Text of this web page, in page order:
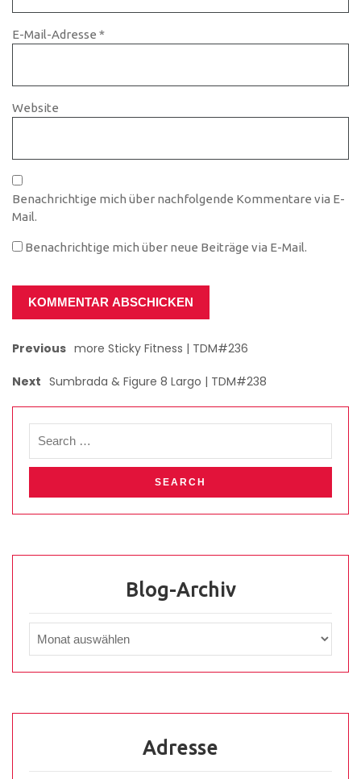
E-Mail-Adresse *
Website
Benachrichtige mich über nachfolgende Kommentare via E-
Mail.
Benachrichtige mich über neue Beiträge via E-Mail.
Previous more Sticky Fitness | TDM#236
Next Sumbrada & Figure 8 Largo | TDM#238
Blog-Archiv
Adresse